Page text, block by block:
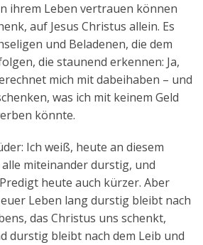
ihrem Leben vertrauen können
auf Jesus Christus allein. Es
und Beladenen, die dem
die staunend erkennen: Ja,
mich mit dabeihaben – und
was ich mit keinem Geld
könnte.
Ich weiß, heute an diesem
miteinander durstig, und
heute auch kürzer. Aber
Leben lang durstig bleibt nach
das Christus uns schenkt,
durstig bleibt nach dem Leib und